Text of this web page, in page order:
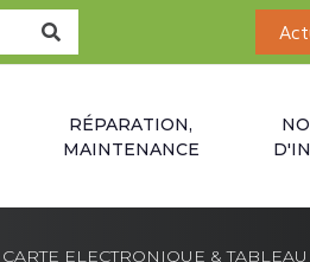
RÉPARATION,
MAINTENANCE
CARTE ELECTRONIQUE & TABLEAU